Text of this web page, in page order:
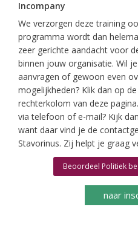
Incompany
We verzorgen deze training
programma wordt dan
zeer gerichte aandacht voor
binnen jouw organisatie. Wil
aanvragen of gewoon even
mogelijkheden? Klik dan op
rechterkolom van deze
via telefoon of e-mail? Kijk
want daar vind je de
Stavorinus. Zij helpt je graag
Beoordeel Politiek
naar